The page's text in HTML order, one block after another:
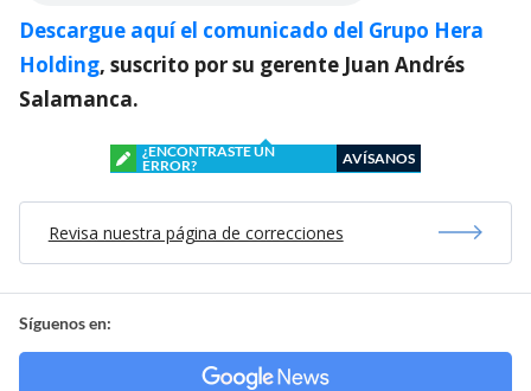
Descargue aquí el comunicado del Grupo Hera
Holding, suscrito por su gerente Juan Andrés
Salamanca.
¿ENCONTRASTE UN
ERROR?
AVÍSANOS
Revisa nuestra página de correcciones
Síguenos en: